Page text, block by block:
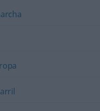
ropa